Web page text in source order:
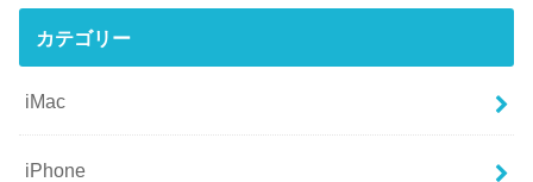
カテゴリー
iMac
iPhone